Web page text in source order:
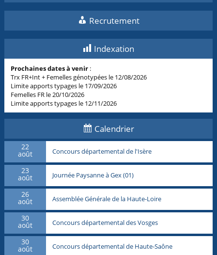
Recrutement
Indexation
Prochaines dates à venir :
Trx FR+Int + Femelles génotypées le 12/08/2026
Limite apports typages le 17/09/2026
Femelles FR le 20/10/2026
Limite apports typages le 12/11/2026
Calendrier
22
août Concours départemental de l'Isère
23
août Journée Paysanne à Gex (01)
26
août Assemblée Générale de la Haute-Loire
30
août Concours départemental des Vosges
30
août Concours départemental de Haute-Saône